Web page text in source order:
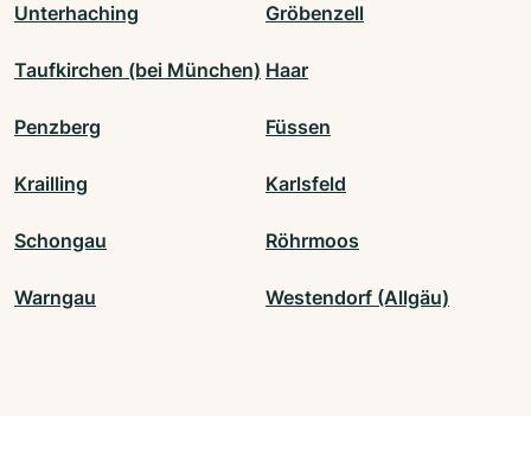
Unterhaching Gröbenzell
Taufkirchen (bei München) Haar
Penzberg Füssen
Krailling Karlsfeld
Schongau Röhrmoos
Warngau Westendorf (Allgäu)